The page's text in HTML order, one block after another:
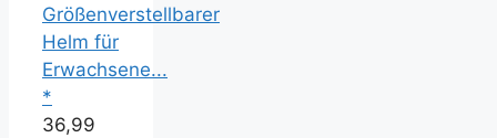
Größenverstellbarer
Helm für
Erwachsene...
*
36,99